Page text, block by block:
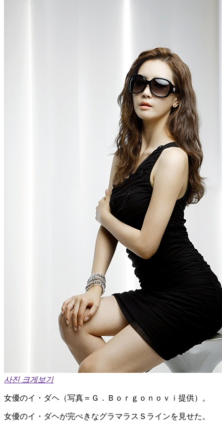
사진 크게보기
女優のイ・ダヘ（写真＝Ｇ．Ｂｏｒｇｏｎｏｖｉ提供）。
女優のイ・ダヘが完ぺきなグラマラスＳラインを見せた。